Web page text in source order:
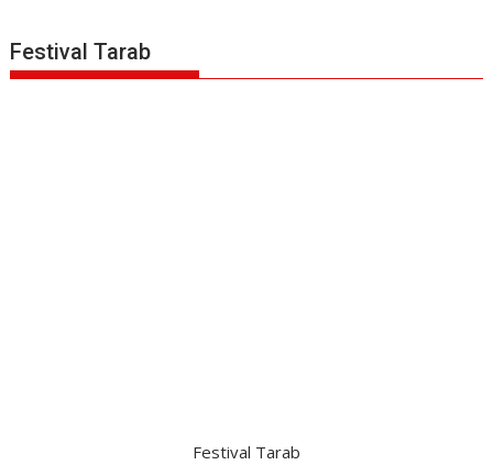
Festival Tarab
Festival Tarab